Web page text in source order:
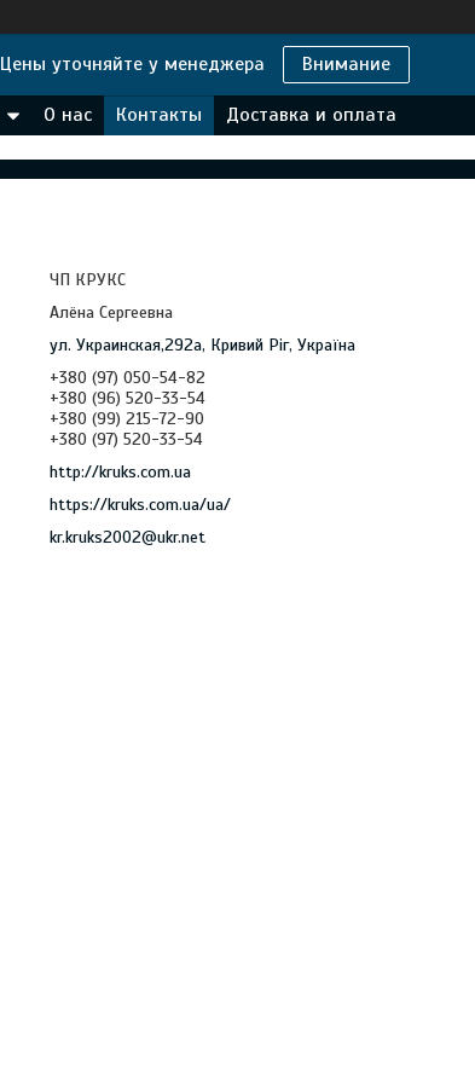
Цены уточняйте у менеджера Внимание
О нас Контакты Доставка и оплата
ЧП КРУКС
Алёна Сергеевна
ул. Украинская,292а, Кривий Ріг, Україна
+380 (97) 050-54-82
+380 (96) 520-33-54
+380 (99) 215-72-90
+380 (97) 520-33-54
http://kruks.com.ua
https://kruks.com.ua/ua/
kr.kruks2002@ukr.net